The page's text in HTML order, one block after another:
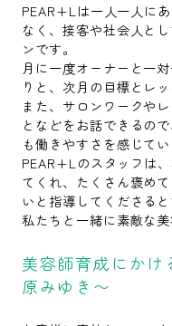
PEAR+Lは一人一人に
なく、接客や社会人と
ンです。
月に一度オーナーと一
りと、次月の目標とレ
また、サロンワークや
となどをお話できるの
も働きやすさを感じてい
PEAR+Lのスタッフは
てくれ、たくさん褒め
いと指導してくださる
私たちと一緒に素敵な
美容師育成にか
原みゆき〜